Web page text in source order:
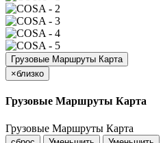
Грузовые Маршруты Карта
×близко
Грузовые Маршруты Карта
Грузовые Маршруты Карта